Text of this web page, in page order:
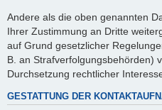
Andere als die oben genannten
Ihrer Zustimmung an Dritte
auf Grund gesetzlicher
B. an Strafverfolgungsbehörden)
Durchsetzung rechtlicher
GESTATTUNG DER